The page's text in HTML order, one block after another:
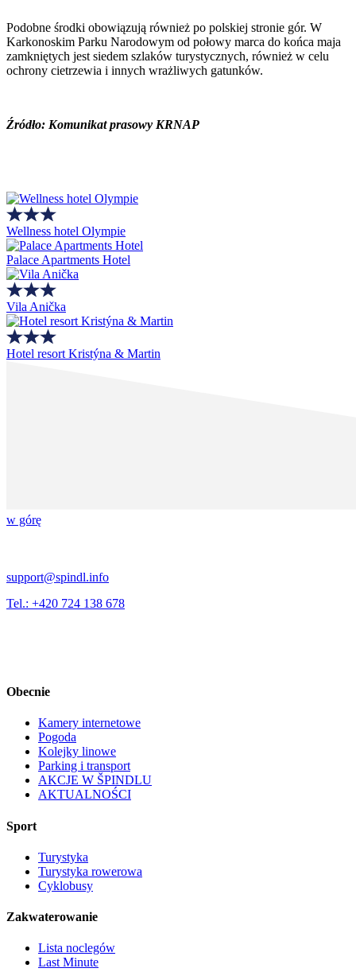
Podobne środki obowiązują również po polskiej stronie gór. W
Karkonoskim Parku Narodowym od połowy marca do końca maja
zamkniętych jest siedem szlaków turystycznych, również w celu
ochrony cietrzewia i innych wrażliwych gatunków.
Źródło: Komunikat prasowy KRNAP
Wellness hotel Olympie
Palace Apartments Hotel
Vila Anička
Hotel resort Kristýna & Martin
w górę
support@spindl.info
Tel.: +420 724 138 678
Obecnie
Kamery internetowe
Pogoda
Kolejky linowe
Parking i transport
AKCJE W ŠPINDLU
AKTUALNOŚCI
Sport
Turystyka
Turystyka rowerowa
Cyklobusy
Zakwaterowanie
Lista noclegów
Last Minute